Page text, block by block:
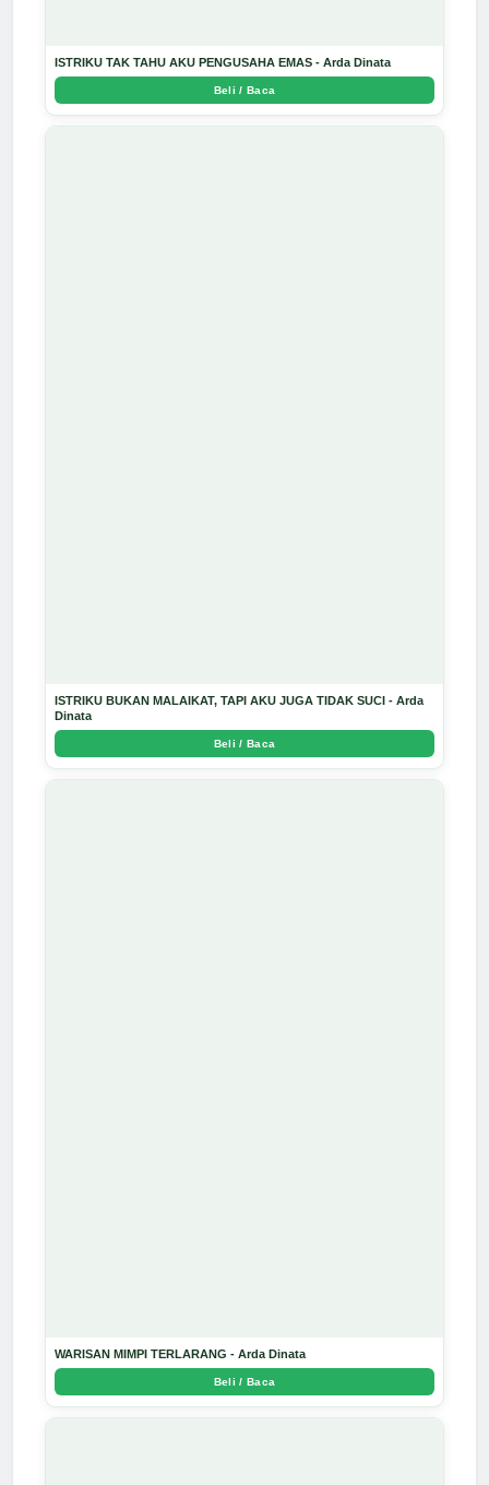
ISTRIKU TAK TAHU AKU PENGUSAHA EMAS - Arda Dinata
Beli / Baca
ISTRIKU BUKAN MALAIKAT, TAPI AKU JUGA TIDAK SUCI - Arda
Dinata
Beli / Baca
WARISAN MIMPI TERLARANG - Arda Dinata
Beli / Baca